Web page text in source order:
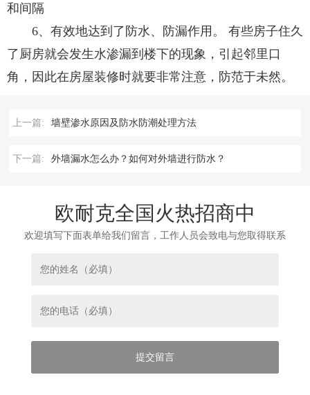
和间隔
6、有效地达到了防水、防漏作用。 有些房子住久
了厨房就会发生水渗漏到楼下的现象，引起邻里口
角，因此在房屋装修时就要非常注意，防范于未然。
上一篇: 墙壁渗水原因及防水防潮处理方法
下一篇: 外墙漏水怎么办？如何对外墙进行防水？
欧耐克全国火热招商中
欢迎填写下面表单给我们留言，工作人员会致电与您取得联系